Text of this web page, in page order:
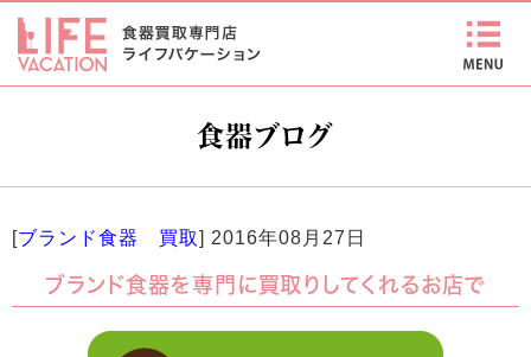
食器ブログ
[ブランド食器 買取] 2016年08月27日
ブランド食器を専門に買取りしてくれるお店で